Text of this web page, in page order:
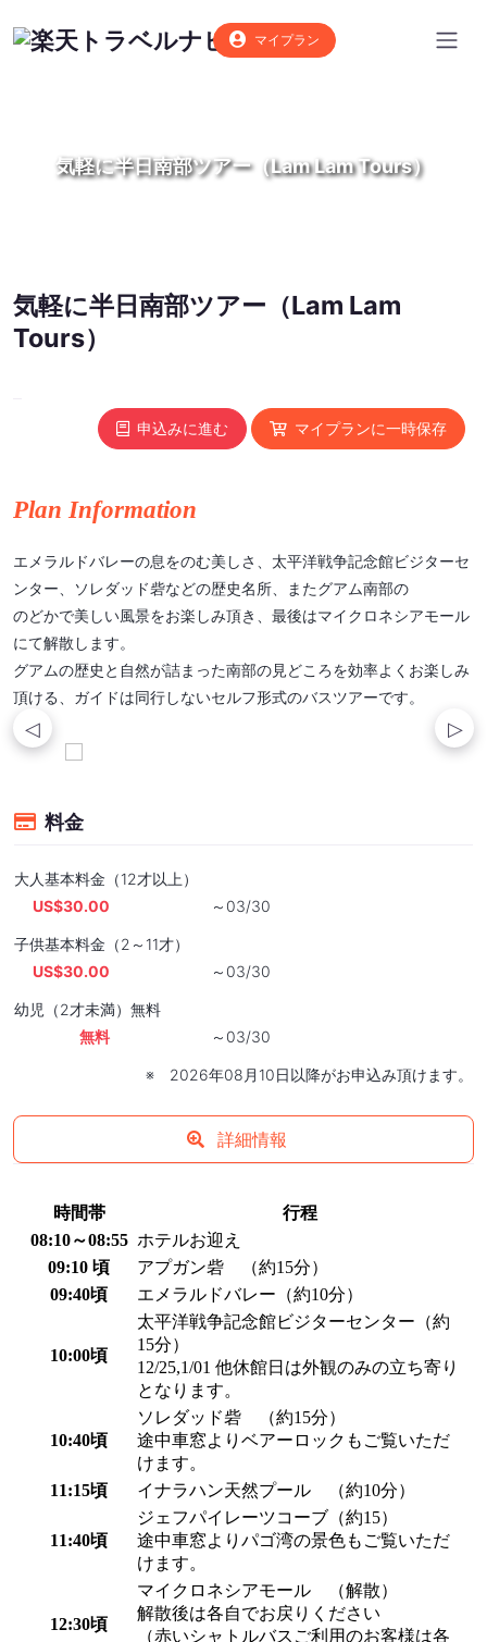
マイプラン
気軽に半日南部ツアー（Lam Lam Tours）
気軽に半日南部ツアー（Lam Lam
Tours）
申込みに進む マイプランに一時保存
Plan Information
エメラルドバレーの息をのむ美しさ、太平洋戦争記念館ビジターセ
ンター、ソレダッド砦などの歴史名所、またグアム南部の
のどかで美しい風景をお楽しみ頂き、最後はマイクロネシアモール
にて解散します。
グアムの歴史と自然が詰まった南部の見どころを効率よくお楽しみ
頂ける、ガイドは同行しないセルフ形式のバスツアーです。
料金
大人基本料金（12才以上）
US$30.00
～03/30
子供基本料金（2～11才）
US$30.00
～03/30
幼児（2才未満）無料
無料
～03/30
※ 2026年08月10日以降がお申込み頂けます。
詳細情報